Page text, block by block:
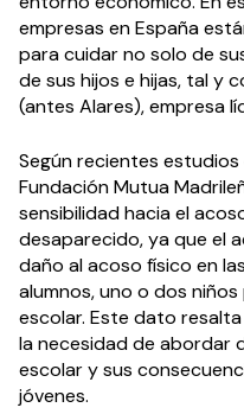
empresas en España
para cuidar no solo de
de sus hijos e hijas, tal y
(antes Alares), empresa
Según recientes estudios
Fundación Mutua
sensibilidad hacia el
desaparecido, ya que el
daño al acoso físico en
alumnos, uno o dos
escolar. Este dato
la necesidad de abordar
escolar y sus
jóvenes.